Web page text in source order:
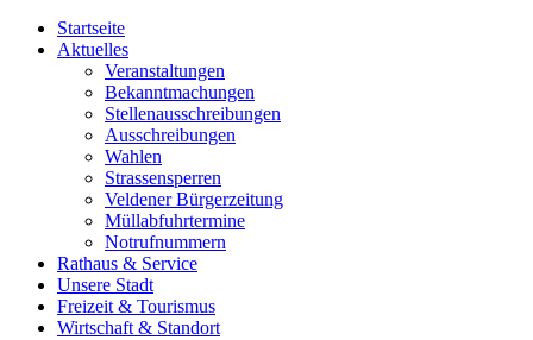
Startseite
Aktuelles
Veranstaltungen
Bekanntmachungen
Stellenausschreibungen
Ausschreibungen
Wahlen
Strassensperren
Veldener Bürgerzeitung
Müllabfuhrtermine
Notrufnummern
Rathaus & Service
Unsere Stadt
Freizeit & Tourismus
Wirtschaft & Standort